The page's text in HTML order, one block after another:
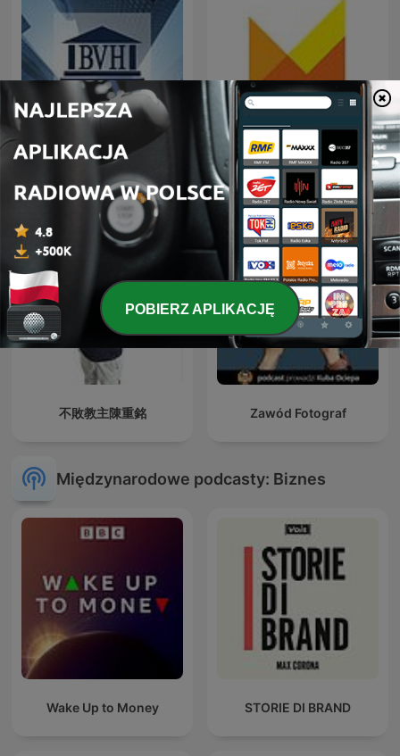
BVH Podcast
Marketplace Morning
Report
不敗教主陳重銘 Zawód Fotograf
Międzynarodowe podcasty: Biznes
Wake Up to Money STORIE DI BRAND
POBIERZ APLIKACJĘ